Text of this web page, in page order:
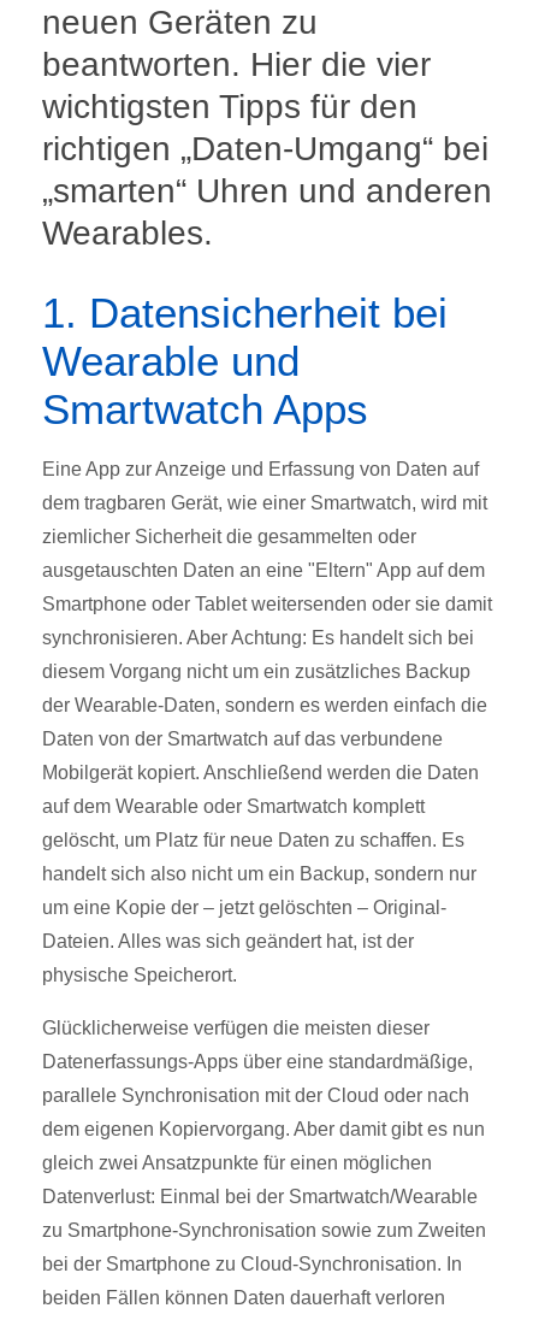
neuen Geräten zu
beantworten. Hier die vier
wichtigsten Tipps für den
richtigen „Daten-Umgang“ bei
„smarten“ Uhren und anderen
Wearables.
1. Datensicherheit bei
Wearable und
Smartwatch Apps
Eine App zur Anzeige und Erfassung von Daten auf
dem tragbaren Gerät, wie einer Smartwatch, wird mit
ziemlicher Sicherheit die gesammelten oder
ausgetauschten Daten an eine "Eltern" App auf dem
Smartphone oder Tablet weitersenden oder sie damit
synchronisieren. Aber Achtung: Es handelt sich bei
diesem Vorgang nicht um ein zusätzliches Backup
der Wearable-Daten, sondern es werden einfach die
Daten von der Smartwatch auf das verbundene
Mobilgerät kopiert. Anschließend werden die Daten
auf dem Wearable oder Smartwatch komplett
gelöscht, um Platz für neue Daten zu schaffen. Es
handelt sich also nicht um ein Backup, sondern nur
um eine Kopie der – jetzt gelöschten – Original-
Dateien. Alles was sich geändert hat, ist der
physische Speicherort.
Glücklicherweise verfügen die meisten dieser
Datenerfassungs-Apps über eine standardmäßige,
parallele Synchronisation mit der Cloud oder nach
dem eigenen Kopiervorgang. Aber damit gibt es nun
gleich zwei Ansatzpunkte für einen möglichen
Datenverlust: Einmal bei der Smartwatch/Wearable
zu Smartphone-Synchronisation sowie zum Zweiten
bei der Smartphone zu Cloud-Synchronisation. In
beiden Fällen können Daten dauerhaft verloren